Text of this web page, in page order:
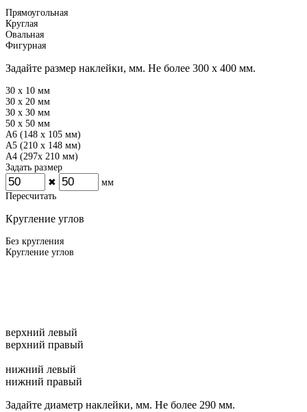
Прямоугольная
Круглая
Овальная
Фигурная
Задайте размер наклейки, мм. Не более 300 х 400 мм.
30 x 10 мм
30 x 20 мм
30 x 30 мм
50 x 50 мм
A6 (148 x 105 мм)
A5 (210 x 148 мм)
A4 (297x 210 мм)
Задать размер
✖
мм
Пересчитать
Кругление углов
Без кругления
Кругление углов
верхний левый
верхний правый
нижний левый
нижний правый
Задайте диаметр наклейки, мм. Не более 290 мм.